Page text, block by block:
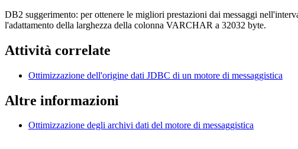
DB2 suggerimento: per ottenere le migliori prestazioni dai messaggi
l'adattamento della larghezza della colonna VARCHAR a 32032 byte.
Attività correlate
Ottimizzazione dell'origine dati JDBC di un motore di messaggistica
Altre informazioni
Ottimizzazione degli archivi dati del motore di messaggistica